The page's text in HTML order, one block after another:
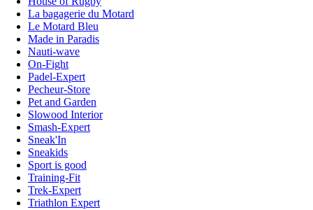
La bagagerie du Motard
Le Motard Bleu
Made in Paradis
Nauti-wave
On-Fight
Padel-Expert
Pecheur-Store
Pet and Garden
Slowood Interior
Smash-Expert
Sneak'In
Sneakids
Sport is good
Training-Fit
Trek-Expert
Triathlon Expert